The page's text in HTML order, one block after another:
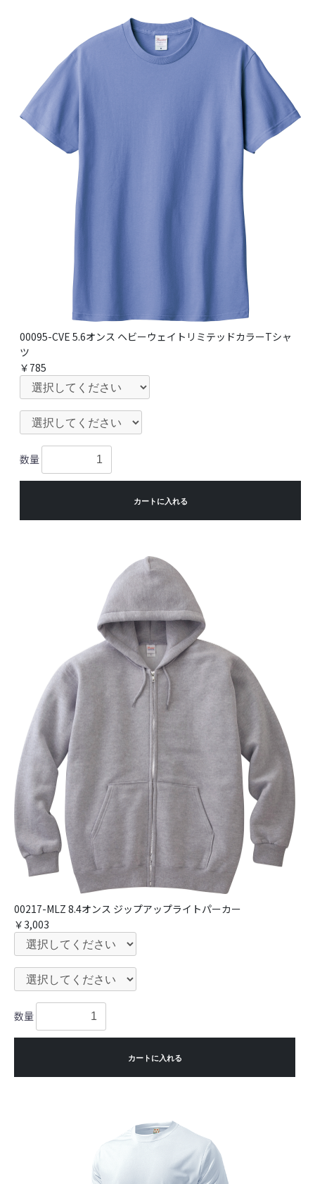
00095-CVE 5.6オンス ヘビーウェイトリミテッドカラーTシャ
ツ
￥785
数量
カートに入れる
00217-MLZ 8.4オンス ジップアップライトパーカー
￥3,003
数量
カートに入れる